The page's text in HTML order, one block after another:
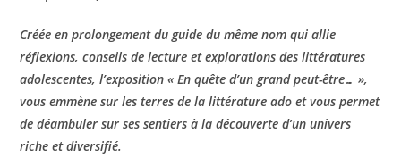
Créée en prolongement du guide du même nom qui allie
réflexions, conseils de lecture et explorations des littératures
adolescentes, l’exposition « En quête d’un grand peut-être… »,
vous emmène sur les terres de la littérature ado et vous permet
de déambuler sur ses sentiers à la découverte d’un univers
riche et diversifié.